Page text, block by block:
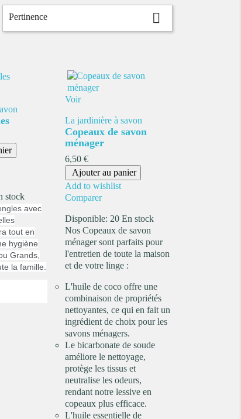
Pertinence 
stock
avec
tout en
hygiène
Grands,
la famille.
Voir
La jardinière à savon
Copeaux de savon
ménager
Prix
6,50 €
Ajouter au panier
Add to wishlist
Comparer
Disponible: 20 En stock
Nos Copeaux de savon
ménager sont parfaits pour
l'entretien de toute la maison
et de votre linge :
L'huile de coco offre une
combinaison de propriétés
nettoyantes, ce qui en fait un
ingrédient de choix pour les
savons ménagers.
Le bicarbonate de soude
améliore le nettoyage,
protège les tissus et
neutralise les odeurs,
rendant notre lessive en
copeaux plus efficace.
L'huile essentielle de